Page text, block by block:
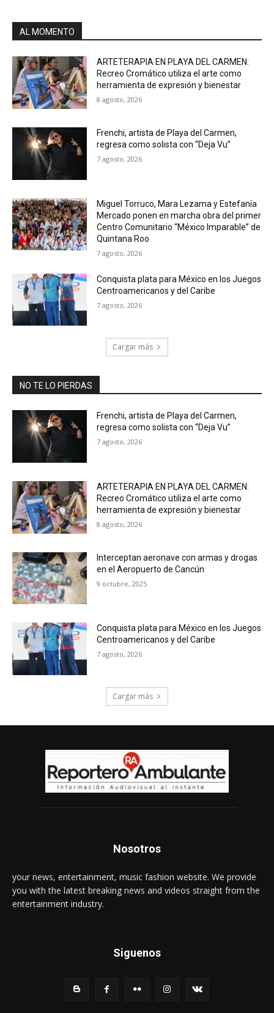
AL MOMENTO
ARTETERAPIA EN PLAYA DEL CARMEN:
Recreo Cromático utiliza el arte como
herramienta de expresión y bienestar
8 agosto, 2026
Frenchi, artista de Playa del Carmen,
regresa como solista con “Deja Vu”
7 agosto, 2026
Miguel Torruco, Mara Lezama y Estefanía
Mercado ponen en marcha obra del primer
Centro Comunitario “México Imparable” de
Quintana Roo
7 agosto, 2026
Conquista plata para México en los Juegos
Centroamericanos y del Caribe
7 agosto, 2026
Cargar más
NO TE LO PIERDAS
Frenchi, artista de Playa del Carmen,
regresa como solista con “Deja Vu”
7 agosto, 2026
ARTETERAPIA EN PLAYA DEL CARMEN:
Recreo Cromático utiliza el arte como
herramienta de expresión y bienestar
8 agosto, 2026
Interceptan aeronave con armas y drogas
en el Aeropuerto de Cancún
9 octubre, 2025
Conquista plata para México en los Juegos
Centroamericanos y del Caribe
7 agosto, 2026
Cargar más
Nosotros
your news, entertainment, music fashion website. We provide
you with the latest breaking news and videos straight from the
entertainment industry.
Siguenos